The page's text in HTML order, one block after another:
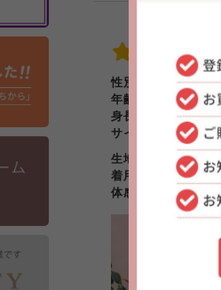
性別:
年齢:
70代～
身長:
141～150㎝
サイズ:
生地の厚さ 薄手
着用感
タイト
体感温度
涼しい